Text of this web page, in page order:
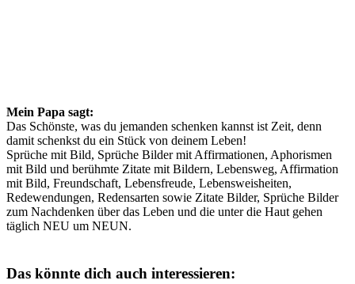
Mein Papa sagt:
Das Schönste, was du jemanden schenken kannst ist Zeit, denn
damit schenkst du ein Stück von deinem Leben!
Sprüche mit Bild, Sprüche Bilder mit Affirmationen, Aphorismen
mit Bild und berühmte Zitate mit Bildern, Lebensweg, Affirmation
mit Bild, Freundschaft, Lebensfreude, Lebensweisheiten,
Redewendungen, Redensarten sowie Zitate Bilder, Sprüche Bilder
zum Nachdenken über das Leben und die unter die Haut gehen
täglich NEU um NEUN.
Das könnte dich auch interessieren: